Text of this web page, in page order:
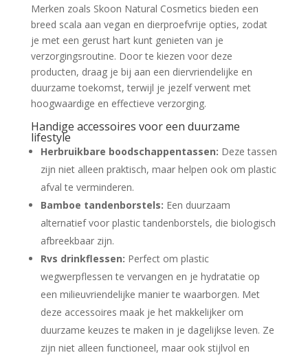
Merken zoals Skoon Natural Cosmetics bieden een
breed scala aan vegan en dierproefvrije opties, zodat
je met een gerust hart kunt genieten van je
verzorgingsroutine. Door te kiezen voor deze
producten, draag je bij aan een diervriendelijke en
duurzame toekomst, terwijl je jezelf verwent met
hoogwaardige en effectieve verzorging.
Handige accessoires voor een duurzame
lifestyle
Herbruikbare boodschappentassen: Deze tassen
zijn niet alleen praktisch, maar helpen ook om plastic
afval te verminderen.
Bamboe tandenborstels: Een duurzaam
alternatief voor plastic tandenborstels, die biologisch
afbreekbaar zijn.
Rvs drinkflessen: Perfect om plastic
wegwerpflessen te vervangen en je hydratatie op
een milieuvriendelijke manier te waarborgen. Met
deze accessoires maak je het makkelijker om
duurzame keuzes te maken in je dagelijkse leven. Ze
zijn niet alleen functioneel, maar ook stijlvol en